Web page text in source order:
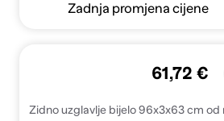
Zadnja promjena cijene
61,72 €